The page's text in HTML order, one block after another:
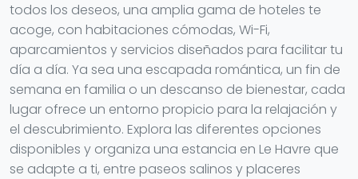
todos los deseos, una amplia gama de hoteles te
acoge, con habitaciones cómodas, Wi-Fi,
aparcamientos y servicios diseñados para facilitar tu
día a día. Ya sea una escapada romántica, un fin de
semana en familia o un descanso de bienestar, cada
lugar ofrece un entorno propicio para la relajación y
el descubrimiento. Explora las diferentes opciones
disponibles y organiza una estancia en Le Havre que
se adapte a ti, entre paseos salinos y placeres